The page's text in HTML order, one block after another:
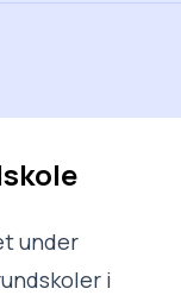
under
i